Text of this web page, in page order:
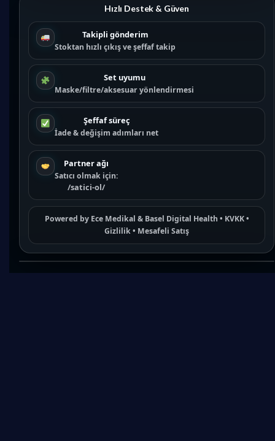
Hızlı Destek & Güven
Takipli gönderim
Stoktan hızlı çıkış ve şeffaf takip
Set uyumu
Maske/filtre/aksesuar yönlendirmesi
Şeffaf süreç
İade & değişim adımları net
Partner ağı
Satıcı olmak için:
/satici-ol/
Powered by Ece Medikal & Basel Digital Health • KVKK•
Gizlilik• Mesafeli Satış